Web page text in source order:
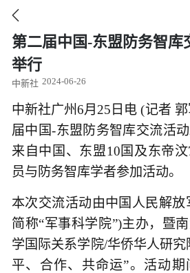

第二届中国-东盟防务智库
举行
中新社 2024-06-26
中新社广州6月25日电 (记者
届中国-东盟防务智库交流活动
来自中国、东盟10国及东帝
员与防务智库学者参加活动。
本次交流活动由中国人民解
简称“军事科学院”)主办，暨
学国际关系学院/华侨华人研究
平、合作、共命运”。活动